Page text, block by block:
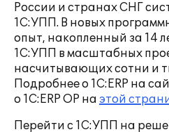
России и странах СНГ
1С:УПП. В новых
опыт, накопленный за 14
1С:УПП в масштабных
насчитывающих сотни и
Подробнее о 1С:ERP на
о 1С:ERP ОР на этой
Перейти с 1С:УПП на